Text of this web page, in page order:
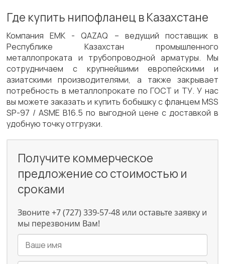
Где купить нипофланец в Казахстане
Компания ЕМК - QAZAQ – ведущий поставщик в
Республике Казахстан промышленного
металлопроката и трубопроводной арматуры. Мы
сотрудничаем с крупнейшими европейскими и
азиатскими производителями, а также закрывает
потребность в металлопрокате по ГОСТ и ТУ. У нас
вы можете заказать и купить бобышку с фланцем MSS
SP-97 / ASME B16.5 по выгодной цене c доставкой в
удобную точку отгрузки.
Получите коммерческое
предложение со стоимостью и
сроками
Звоните +7 (727) 339-57-48 или оставьте заявку и
мы перезвоним Вам!